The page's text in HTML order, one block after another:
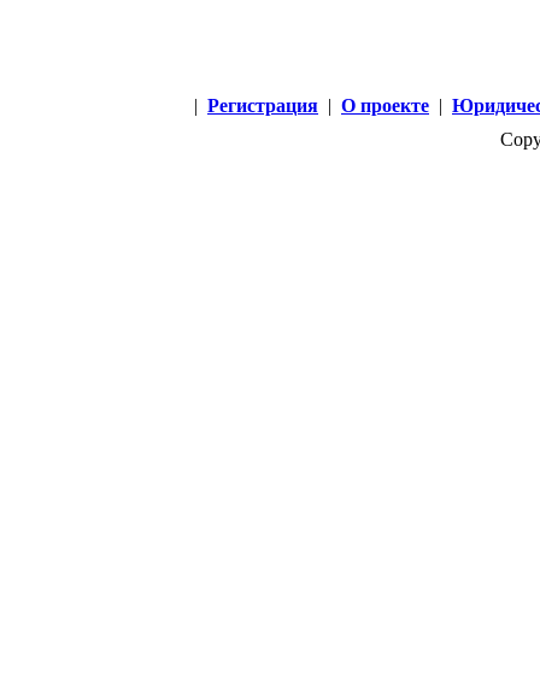
| Регистрация | О проекте |